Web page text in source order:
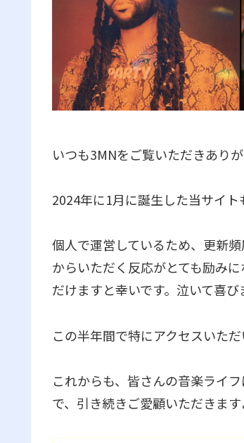
いつも3MNをご覧いただきあり
2024年に1月に誕生した当サイト
個人で運営しているため、更新
からいただく反応がとても励み
だけますと幸いです。泣いて喜び
この半年間で特にアクセスいた
これからも、皆さんの音楽ライ
で、引き続きご愛顧いただきます